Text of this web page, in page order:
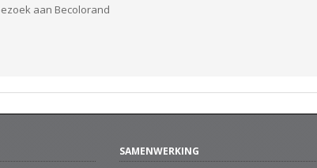
aan Becolorand
SAMENWERKING